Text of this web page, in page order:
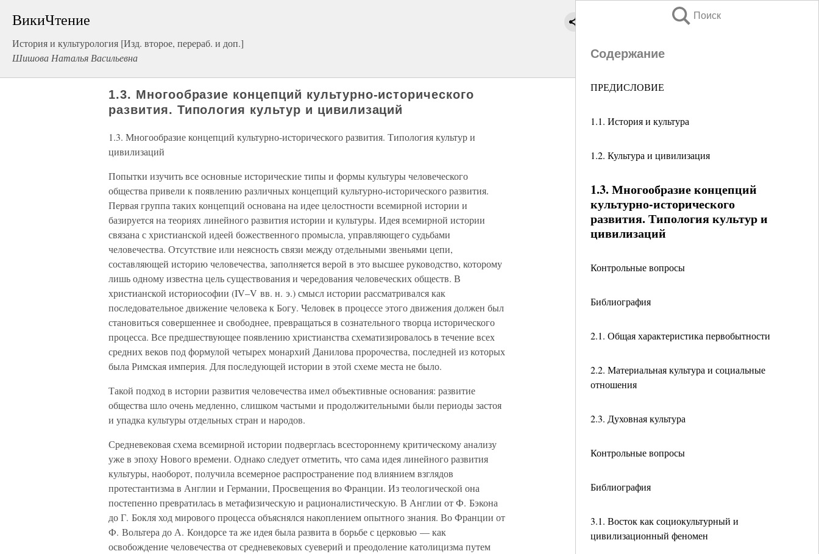
ВикиЧтение
История и культурология [Изд. второе, перераб. и доп.]
Шишова Наталья Васильевна
Поиск
Содержание
ПРЕДИСЛОВИЕ
1.1. История и культура
1.2. Культура и цивилизация
1.3. Многообразие концепций
культурно-исторического
развития. Типология культур и
цивилизаций
Контрольные вопросы
Библиография
2.1. Общая характеристика первобытности
2.2. Материальная культура и социальные
отношения
2.3. Духовная культура
Контрольные вопросы
Библиография
3.1. Восток как социокультурный и
цивилизационный феномен
1.3. Многообразие концепций культурно-исторического
развития. Типология культур и цивилизаций
1.3. Многообразие концепций культурно-исторического развития. Типология культур и
цивилизаций
Попытки изучить все основные исторические типы и формы культуры человеческого
общества привели к появлению различных концепций культурно-исторического развития.
Первая группа таких концепций основана на идее целостности всемирной истории и
базируется на теориях линейного развития истории и культуры. Идея всемирной истории
связана с христианской идеей божественного промысла, управляющего судьбами
человечества. Отсутствие или неясность связи между отдельными звеньями цепи,
составляющей историю человечества, заполняется верой в это высшее руководство, которому
лишь одному известна цель существования и чередования человеческих обществ. В
христианской историософии (IV–V вв. н. э.) смысл истории рассматривался как
последовательное движение человека к Богу. Человек в процессе этого движения должен был
становиться совершеннее и свободнее, превращаться в сознательного творца исторического
процесса. Все предшествующее появлению христианства схематизировалось в течение всех
средних веков под формулой четырех монархий Данилова пророчества, последней из которых
была Римская империя. Для последующей истории в этой схеме места не было.
Такой подход в истории развития человечества имел объективные основания: развитие
общества шло очень медленно, слишком частыми и продолжительными были периоды застоя
и упадка культуры отдельных стран и народов.
Средневековая схема всемирной истории подверглась всестороннему критическому анализу
уже в эпоху Нового времени. Однако следует отметить, что сама идея линейного развития
культуры, наоборот, получила всемерное распространение под влиянием взглядов
протестантизма в Англии и Германии, Просвещения во Франции. Из теологической она
постепенно превратилась в метафизическую и рационалистическую. В Англии от Ф. Бэкона
до Г. Бокля ход мирового процесса объяснялся накоплением опытного знания. Во Франции от
Ф. Вольтера до А. Кондорсе та же идея была развита в борьбе с церковью — как
освобождение человечества от средневековых суеверий и преодоление католицизма путем